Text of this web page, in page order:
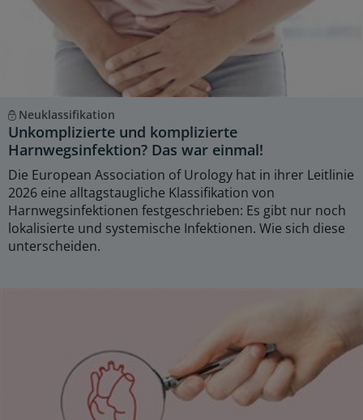
Neuklassifikation
Unkomplizierte und komplizierte
Harnwegsinfektion? Das war einmal!
Die European Association of Urology hat in ihrer Leitlinie
2026 eine alltagstaugliche Klassifikation von
Harnwegsinfektionen festgeschrieben: Es gibt nur noch
lokalisierte und systemische Infektionen. Wie sich diese
unterscheiden.